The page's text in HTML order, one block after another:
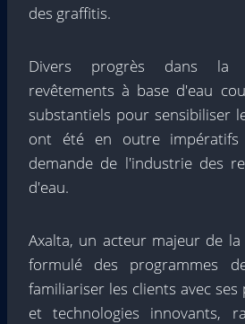
des graffitis.
Divers progrès dans la
revêtements à base d'eau
substantiels pour sensibiliser
ont été en outre
demande de l'industrie des
d'eau.
Axalta, un acteur majeur de
formulé des programmes
familiariser les clients avec
et technologies innovants,